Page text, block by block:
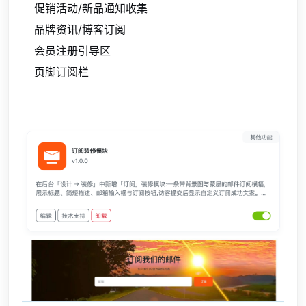
促销活动/新品通知收集
品牌资讯/博客订阅
会员注册引导区
页脚订阅栏